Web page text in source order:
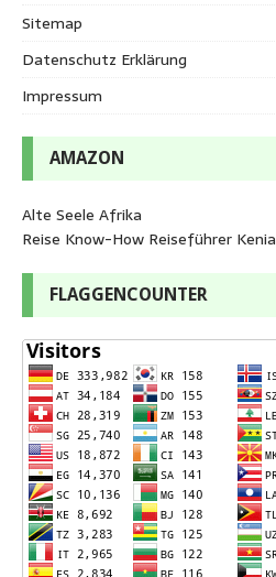
Sitemap
Datenschutz Erklärung
Impressum
AMAZON
Alte Seele Afrika
Reise Know-How Reiseführer Kenia
FLAGGENCOUNTER